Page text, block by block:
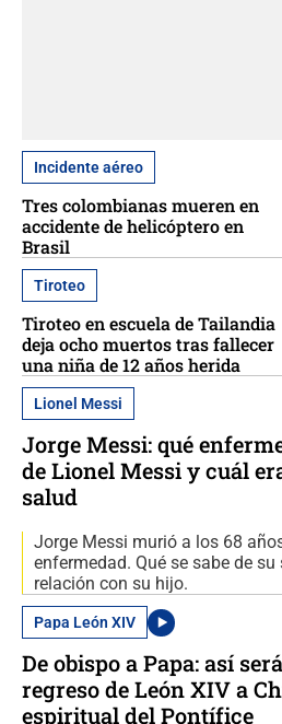
Incidente aéreo
Tres colombianas mueren en
accidente de helicóptero en
Brasil
Tiroteo
Tiroteo en escuela de Tailandia
deja ocho muertos tras fallecer
una niña de 12 años herida
Lionel Messi
Jorge Messi: qué
de Lionel Messi y cuál
salud
Jorge Messi murió a los 68
enfermedad. Qué se sabe de
relación con su hijo.
Papa León XIV
De obispo a Papa: así
regreso de León XIV a
espiritual del Pontífice